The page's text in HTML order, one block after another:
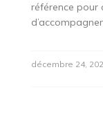
référence pour
décembre 24,